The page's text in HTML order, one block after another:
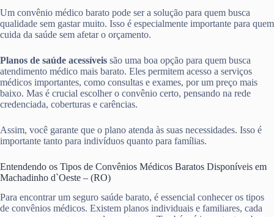
Um convênio médico barato pode ser a solução para quem busca
qualidade sem gastar muito. Isso é especialmente importante para quem
cuida da saúde sem afetar o orçamento.
Planos de saúde acessíveis são uma boa opção para quem busca
atendimento médico mais barato. Eles permitem acesso a serviços
médicos importantes, como consultas e exames, por um preço mais
baixo. Mas é crucial escolher o convênio certo, pensando na rede
credenciada, coberturas e carências.
Assim, você garante que o plano atenda às suas necessidades. Isso é
importante tanto para indivíduos quanto para famílias.
Entendendo os Tipos de Convênios Médicos Baratos Disponíveis em
Machadinho d`Oeste – (RO)
Para encontrar um seguro saúde barato, é essencial conhecer os tipos
de convênios médicos. Existem planos individuais e familiares, cada